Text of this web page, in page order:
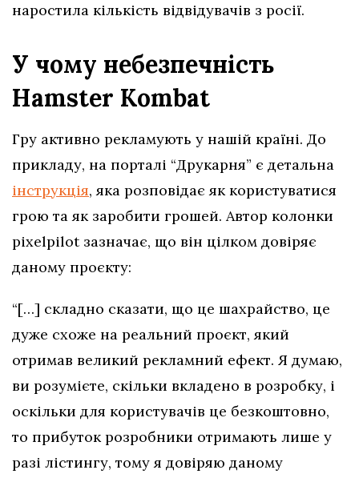
наростила кількість відвідувачів з росії.
У чому небезпечність
Hamster Kombat
Гру активно рекламують у нашій країні. До
прикладу, на порталі “Друкарня” є детальна
інструкція, яка розповідає як користуватися
грою та як заробити грошей. Автор колонки
pixelpilot зазначає, що він цілком довіряє
даному проєкту:
“[…] складно сказати, що це шахрайство, це
дуже схоже на реальний проєкт, який
отримав великий рекламний ефект. Я думаю,
ви розумієте, скільки вкладено в розробку, і
оскільки для користувачів це безкоштовно,
то прибуток розробники отримають лише у
разі лістингу, тому я довіряю даному